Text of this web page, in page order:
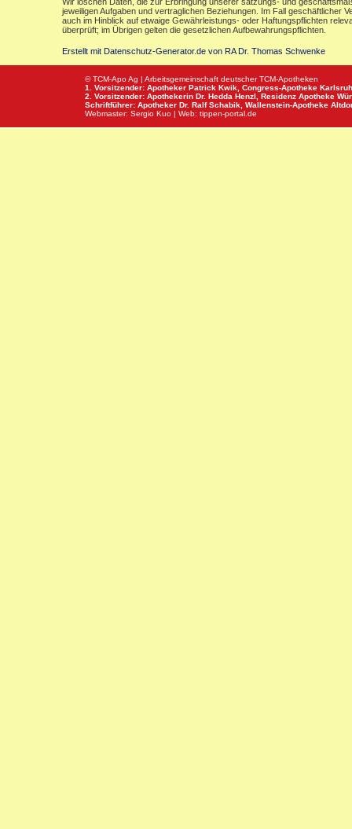
jeweiligen Aufgaben und vertraglichen Beziehungen. Im Fall geschäftlicher
auch im Hinblick auf etwaige Gewährleistungs- oder Haftungspflichten
überprüft; im Übrigen gelten die gesetzlichen Aufbewahrungspflichten.
Erstellt mit Datenschutz-Generator.de von RA Dr. Thomas Schwenke
© TCM-Apo Ag | Arbeitsgemeinschaft deutscher TCM-Apotheken
1. Vorsitzender: Apotheker Patrick Kwik, Congress-Apotheke
2. Vorsitzender: Apothekerin Dr. Hedda Henzl, Residenz Apotheke
Schriftführer: Apotheker Dr. Ralf Schabik, Wallenstein-Apotheke
Webmaster: Sergio Kuo | Web: tippen-portal.de